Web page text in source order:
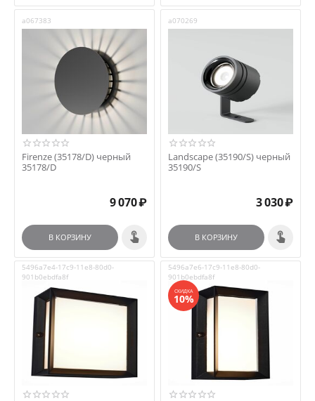
a067383
Firenze (35178/D) черный
35178/D
9 070₽
В КОРЗИНУ
a070269
Landscape (35190/S) черный
35190/S
3 030₽
В КОРЗИНУ
5496a7e4-17c9-11e8-80d0-
901b0ebdfa8f
5496a7e6-17c9-11e8-80d0-
901b0ebdfa8f
СКИДКА
10%